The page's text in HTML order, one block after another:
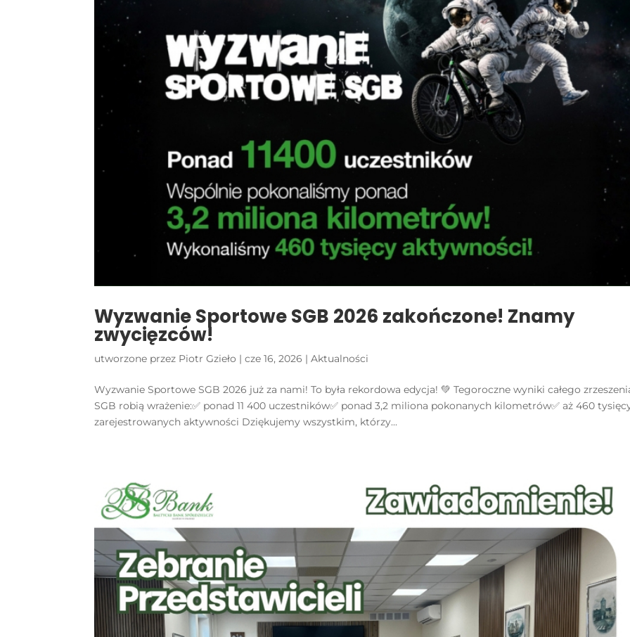
Wyzwanie Sportowe SGB 2026 zakończone! Znamy
zwycięzców!
utworzone przez Piotr Gzieło |cze 16, 2026 |Aktualności
Wyzwanie Sportowe SGB 2026 już za nami! To była rekordowa edycja! 💚 Tegoroczne wyniki całego
SGB robią wrażenie:✅ ponad 11 400 uczestników✅ ponad 3,2 miliona pokonanych kilometrów✅ aż 460
zarejestrowanych aktywności Dziękujemy wszystkim, którzy...